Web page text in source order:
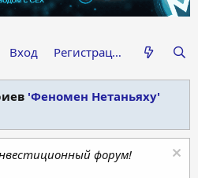
Вход Регистрация
'Феномен Нетаньяху'
форум!